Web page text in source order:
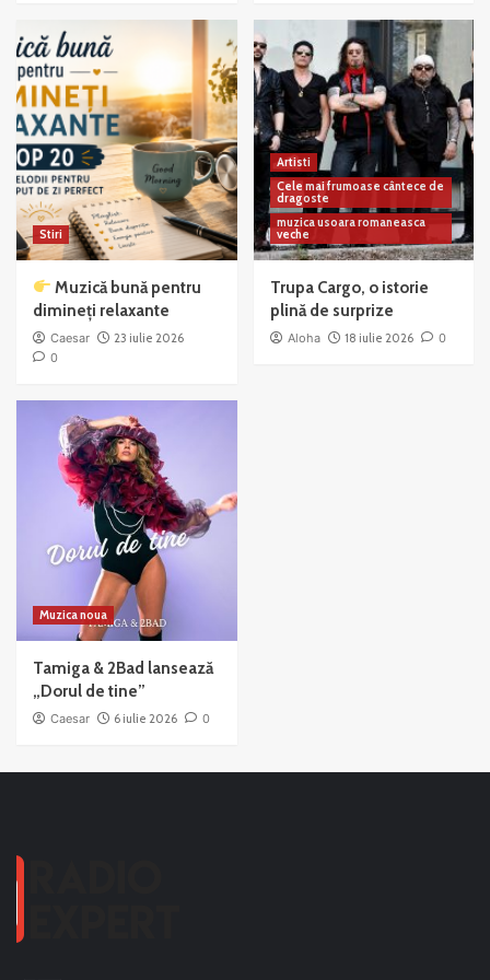
Stiri
Muzică bună pentru
dimineți relaxante
Caesar
23 iulie 2026
0
Artisti
Cele mai frumoase cântece de
dragoste
muzica usoara romaneasca
veche
Trupa Cargo, o istorie
plină de surprize
Aloha 18 iulie 2026 0
Muzica noua
Tamiga & 2Bad lansează
„Dorul de tine”
Caesar 6 iulie 2026 0